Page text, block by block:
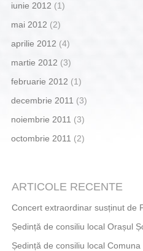
iunie 2012 (1)
mai 2012 (2)
aprilie 2012 (4)
martie 2012 (3)
februarie 2012 (1)
decembrie 2011 (3)
noiembrie 2011 (3)
octombrie 2011 (2)
ARTICOLE RECENTE
Concert extraordinar susținut de
Ședință de consiliu local Orașul
Ședință de consiliu local